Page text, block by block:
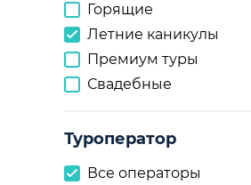
Горящие
Летние каникулы
Премиум туры
Свадебные
Туроператор
Все операторы